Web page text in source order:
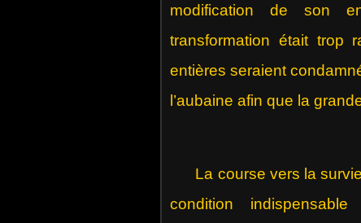
modification de son
transformation était trop
entières seraient
l’aubaine afin que la
La course vers la survie
condition